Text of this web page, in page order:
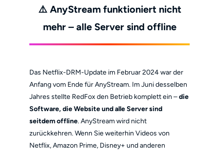
⚠️️ AnyStream funktioniert nicht
mehr – alle Server sind offline
Das Netflix-DRM-Update im Februar 2024 war der
Anfang vom Ende für AnyStream. Im Juni desselben
Jahres stellte RedFox den Betrieb komplett ein –die
Software, die Website und alle Server sind
seitdem offline. AnyStream wird nicht
zurückkehren. Wenn Sie weiterhin Videos von
Netflix, Amazon Prime, Disney+ und anderen